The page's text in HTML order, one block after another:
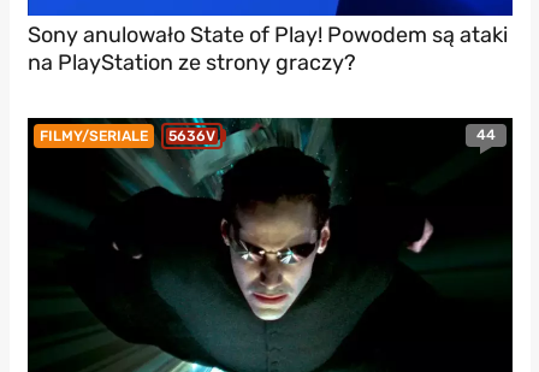
Sony anulowało State of Play! Powodem są ataki
na PlayStation ze strony graczy?
FILMY/SERIALE 5636V 44